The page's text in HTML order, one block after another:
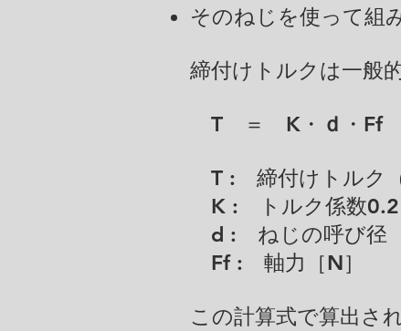
そのねじを使って組
締付けトルクは一般
T ＝ K・ ｄ ・Ff
T : 締付けトルク（
K : トルク係数0.2
d : ねじの呼び径
​ Ff : 軸力［N］
この計算式で算出さ